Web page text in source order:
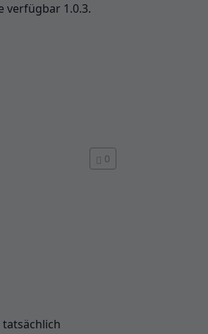
verfügbar 1.0.3.
0
tatsächlich